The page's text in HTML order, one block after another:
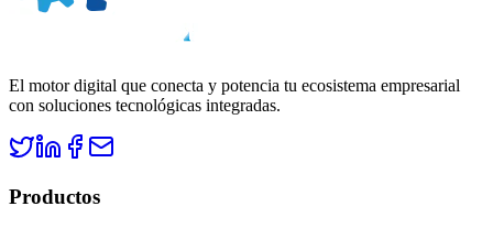
El motor digital que conecta y potencia tu ecosistema empresarial
con soluciones tecnológicas integradas.
Productos